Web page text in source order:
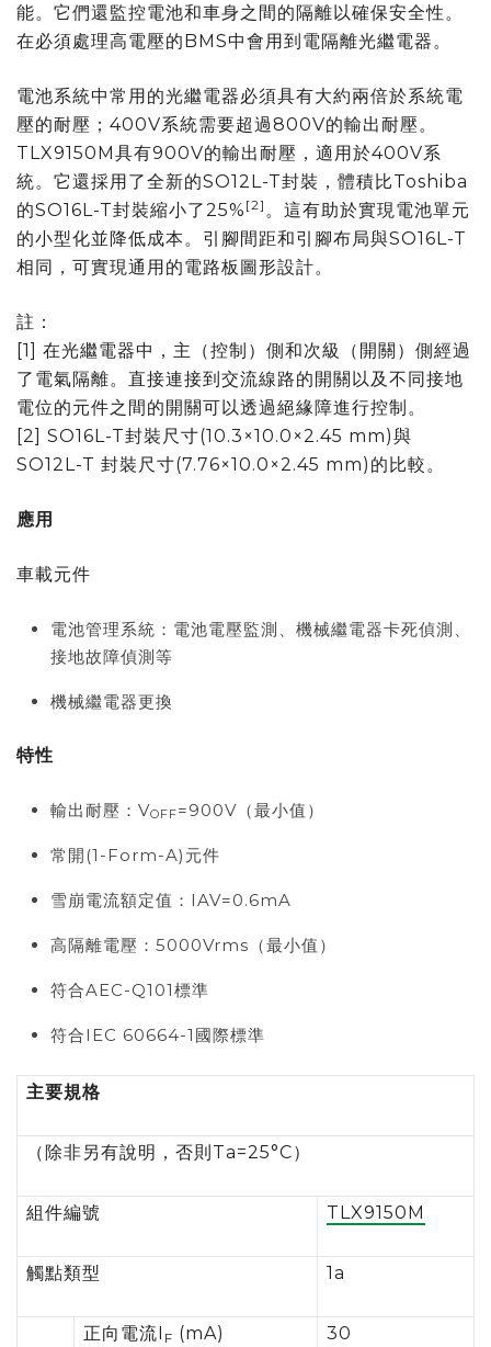
能。它們還監控電池和車身之間的隔離以確保安全性。
在必須處理高電壓的BMS中會用到電隔離光繼電器。
電池系統中常用的光繼電器必須具有大約兩倍於系統電
壓的耐壓；400V系統需要超過800V的輸出耐壓。
TLX9150M具有900V的輸出耐壓，適用於400V系
統。它還採用了全新的SO12L-T封裝，體積比Toshiba
的SO16L-T封裝縮小了25% [2] 。這有助於實現電池單元
的小型化並降低成本。引腳間距和引腳布局與SO16L-T
相同，可實現通用的電路板圖形設計。
註：
[1] 在光繼電器中，主（控制）側和次級（開關）側經過
了電氣隔離。直接連接到交流線路的開關以及不同接地
電位的元件之間的開關可以透過絕緣障進行控制。
[2] SO16L-T封裝尺寸(10.3×10.0×2.45 mm)與
SO12L-T 封裝尺寸(7.76×10.0×2.45 mm)的比較。
應用
車載元件
電池管理系統：電池電壓監測、機械繼電器卡死偵測、
接地故障偵測等
機械繼電器更換
特性
輸出耐壓：VOFF=900V（最小值）
常開(1-Form-A)元件
雪崩電流額定值：IAV=0.6mA
高隔離電壓：5000Vrms（最小值）
符合AEC-Q101標準
符合IEC 60664-1國際標準
主要規格
（除非另有說明，否則Ta=25°C）
組件編號 TLX9150M
觸點類型 1a
正向電流I F (mA) 30